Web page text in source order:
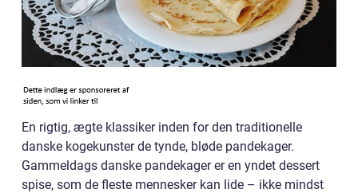
En rigtig, ægte klassiker inden for den traditionelle
danske kogekunster de tynde, bløde pandekager.
Gammeldags danske pandekager er en yndet dessert
spise, som de fleste mennesker kan lide – ikke mindst